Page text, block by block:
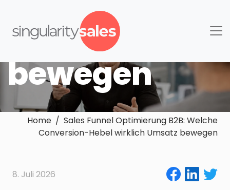
Umsatz
bewegen
Home / Sales Funnel Optimierung B2B: Welche
Conversion-Hebel wirklich Umsatz bewegen
8. Juli 2026